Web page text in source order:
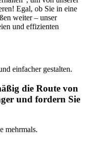
Egal, ob Sie in eine
weiter – unser
und effizienten
einfacher gestalten.
die Route von
und fordern Sie
mehrmals.